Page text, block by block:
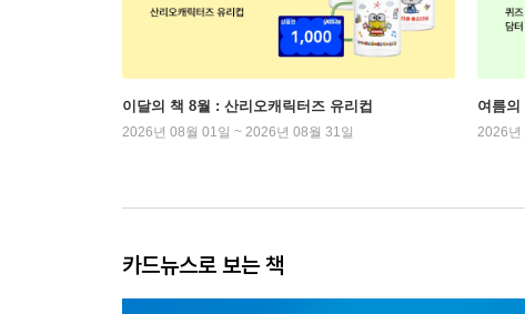
이달의 책 8월 : 산리오캐릭터즈 유리컵
2026년 08월 01일 ~ 2026년 08월 31일
여름의
2026년
카드뉴스로 보는 책